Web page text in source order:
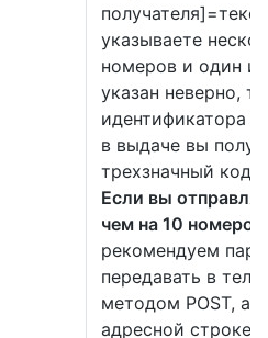
указываете
номеров и один
указан неверно,
идентификатора
в выдаче вы
трехзначный код
Если вы
чем на 10 номеров
рекомендуем
передавать в теле
методом POST, а
адресной строке.